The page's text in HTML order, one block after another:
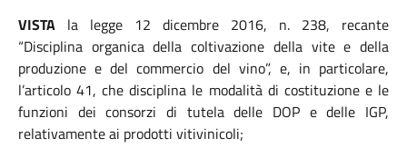
VISTA la legge 12 dicembre 2016, n. 238, recante
“Disciplina organica della coltivazione della vite e della
produzione e del commercio del vino”, e, in particolare,
l’articolo 41, che disciplina le modalità di costituzione e le
funzioni dei consorzi di tutela delle DOP e delle IGP,
relativamente ai prodotti vitivinicoli;